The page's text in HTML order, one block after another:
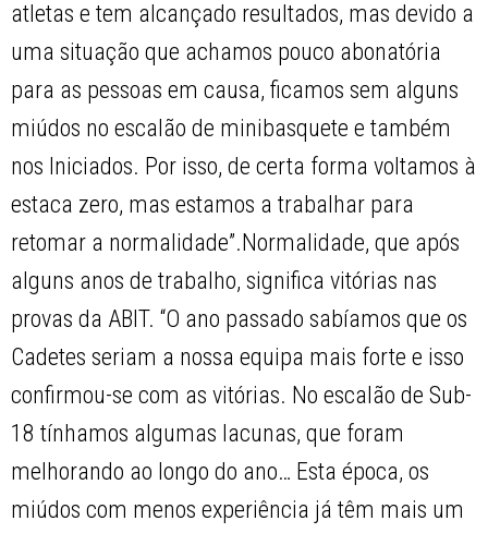
atletas e tem alcançado resultados, mas devido a
uma situação que achamos pouco abonatória
para as pessoas em causa, ficamos sem alguns
miúdos no escalão de minibasquete e também
nos Iniciados. Por isso, de certa forma voltamos à
estaca zero, mas estamos a trabalhar para
retomar a normalidade”.Normalidade, que após
alguns anos de trabalho, significa vitórias nas
provas da ABIT. “O ano passado sabíamos que os
Cadetes seriam a nossa equipa mais forte e isso
confirmou-se com as vitórias. No escalão de Sub-
18 tínhamos algumas lacunas, que foram
melhorando ao longo do ano… Esta época, os
miúdos com menos experiência já têm mais um